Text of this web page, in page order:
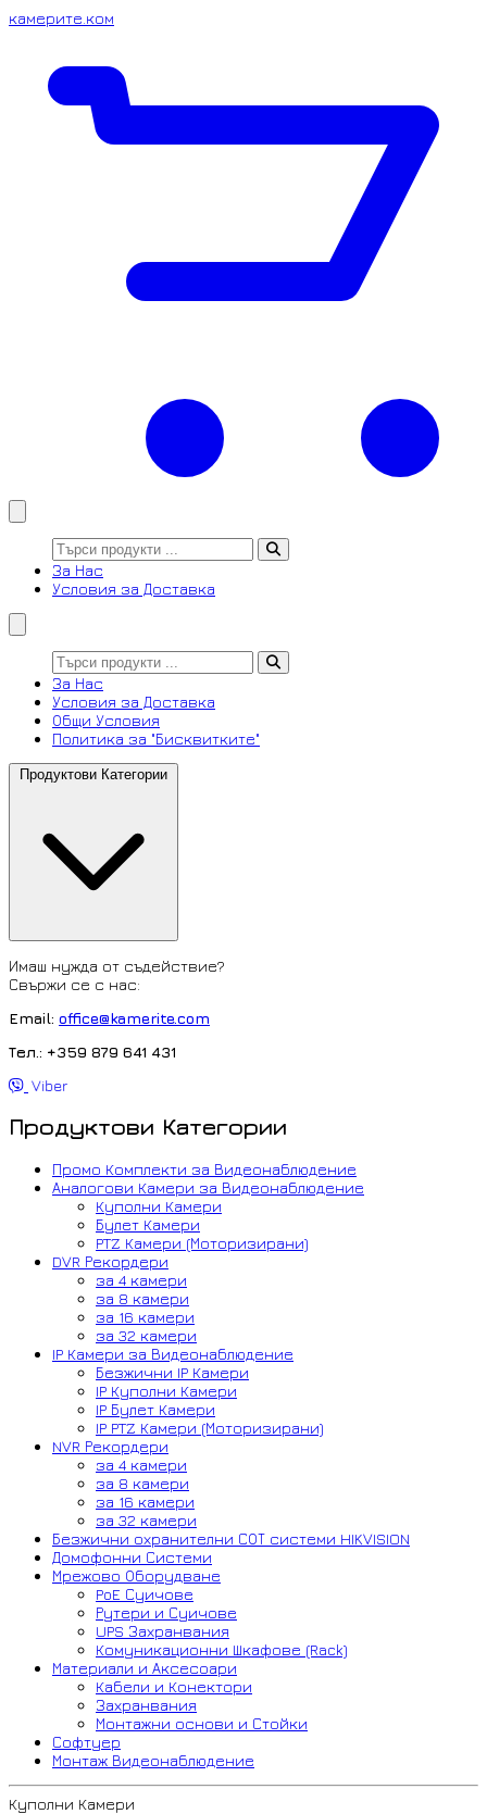
камерите.ком
За Нас
Условия за Доставка
За Нас
Условия за Доставка
Общи Условия
Политика за "Бисквитките"
Продуктови Категории
Имаш нужда от съдействие?
Свържи се с нас:
Email: office@kamerite.com
Тел.: +359 879 641 431
Viber
Продуктови Категории
Промо Комплекти за Видеонаблюдение
Аналогови Камери за Видеонаблюдение
Куполни Камери
Булет Камери
PTZ Камери (Моторизирани)
DVR Рекордери
за 4 камери
за 8 камери
за 16 камери
за 32 камери
IP Камери за Видеонаблюдение
Безжични IP Камери
IP Куполни Камери
IP Булет Камери
IP PTZ Камери (Моторизирани)
NVR Рекордери
за 4 камери
за 8 камери
за 16 камери
за 32 камери
Безжични охранителни СОТ системи HIKVISION
Домофонни Системи
Мрежово Оборудване
PoE Суичове
Рутери и Суичове
UPS Захранвания
Комуникационни Шкафове (Rack)
Материали и Аксесоари
Кабели и Конектори
Захранвания
Монтажни основи и Стойки
Софтуер
Монтаж Видеонаблюдение
Куполни Камери